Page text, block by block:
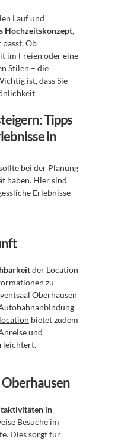
Lauf und
Hochzeitskonzept,
passt. Ob
im Freien oder eine
Stilen – die
ist, dass Sie
Tipps
in
bei der Planung
haben. Hier sind
Erlebnisse
der Location
zu
Oberhausen
bietet zudem
und
in
Besuche im
Dies sorgt für